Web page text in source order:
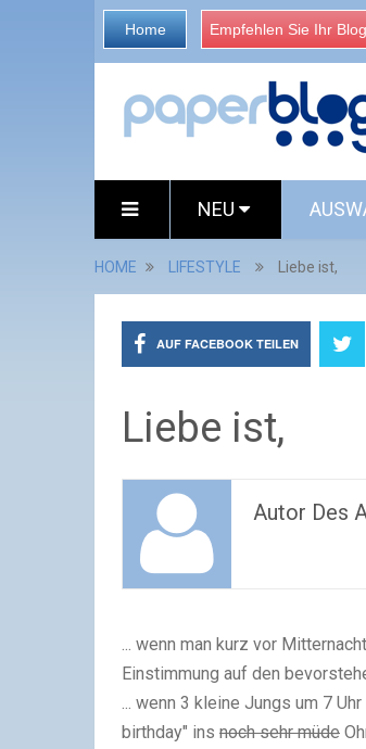
Home Empfehlen Sie Ihr Blog
NEU
HOME LIFESTYLE Liebe ist,
AUF FACEBOOK TEILEN
Liebe ist,
Autor Des
... wenn man kurz vor
Einstimmung auf den
... wenn 3 kleine Jungs um 7
birthday" ins noch sehr müde